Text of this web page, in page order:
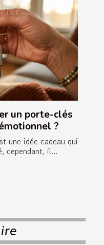
un porte-clés
?
une idée cadeau qui
cependant, il...